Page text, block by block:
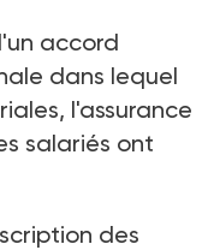
accord
dans lequel
l'assurance
salariés ont
des